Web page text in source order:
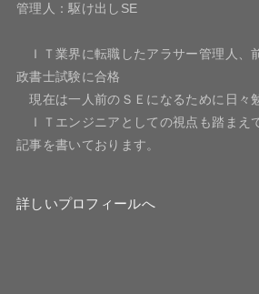
管理人：駆け出しSE
ＩＴ業界に転職したアラサー管理人、
政書士試験に合格
現在は一人前のＳＥになるために日々
ＩＴエンジニアとしての視点も踏まえ
記事を書いております。
詳しいプロフィールへ